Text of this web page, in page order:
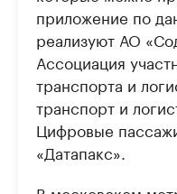
приложение по
реализуют АО
Ассоциация
транспорта и
транспорт и
Цифровые
«Датапакс».